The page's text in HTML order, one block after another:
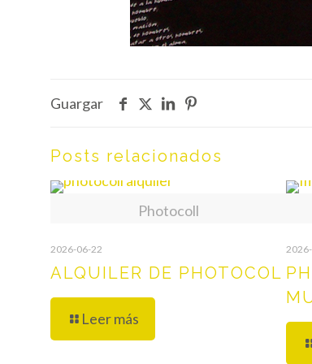
Guargar
Posts relacionados
Photocoll
2026-06-22
ALQUILER DE PHOTOCOL
Leer más